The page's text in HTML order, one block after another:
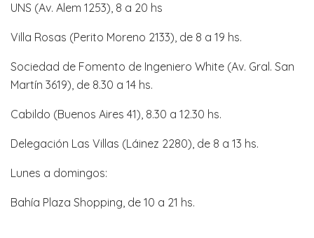
UNS (Av. Alem 1253), 8 a 20 hs
Villa Rosas (Perito Moreno 2133), de 8 a 19 hs.
Sociedad de Fomento de Ingeniero White (Av. Gral. San
Martín 3619), de 8.30 a 14 hs.
Cabildo (Buenos Aires 41), 8.30 a 12.30 hs.
Delegación Las Villas (Láinez 2280), de 8 a 13 hs.
Lunes a domingos:
Bahía Plaza Shopping, de 10 a 21 hs.